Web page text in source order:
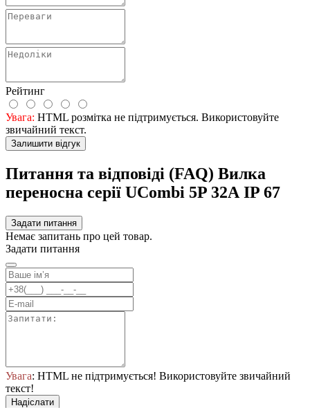
Рейтинг
Увага: HTML розмітка не підтримується. Використовуйте
звичайний текст.
Залишити відгук
Питання та відповіді (FAQ) Вилка
переносна серії UCombi 5P 32А IP 67
Задати питання
Немає запитань про цей товар.
Задати питання
Увага: HTML не підтримується! Використовуйте звичайний
текст!
Надіслати